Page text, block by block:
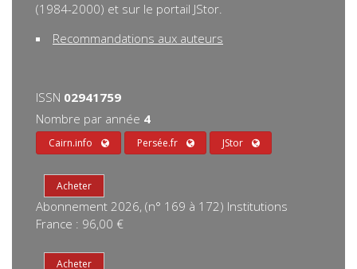
(1984-2000) et sur le portail JStor.
Recommandations aux auteurs
ISSN 02941759
Nombre par année 4
Cairn.info Persée.fr JStor
Abonnement 2026, (n° 169 à 172) Institutions
France : 96,00 €